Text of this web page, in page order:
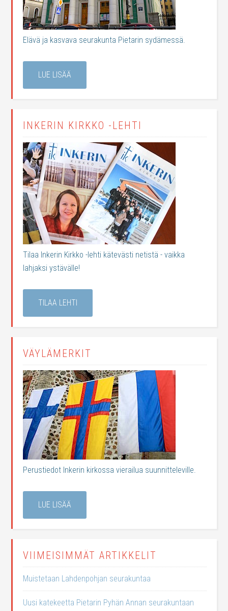
Elävä ja kasvava seurakunta Pietarin sydämessä.
LUE LISÄÄ
INKERIN KIRKKO -LEHTI
Tilaa Inkerin Kirkko -lehti kätevästi netistä - vaikka
lahjaksi ystävälle!
TILAA LEHTI
VÄYLÄMERKIT
Perustiedot Inkerin kirkossa vierailua suunnitteleville.
LUE LISÄÄ
VIIMEISIMMÄT ARTIKKELIT
Muistetaan Lahdenpohjan seurakuntaa
Uusi katekeetta Pietarin Pyhän Annan seurakuntaan